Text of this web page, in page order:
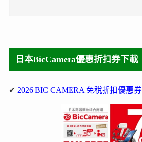
日本BicCamera優惠折扣券下載
✔ 2026 BIC CAMERA 免稅折扣優惠券